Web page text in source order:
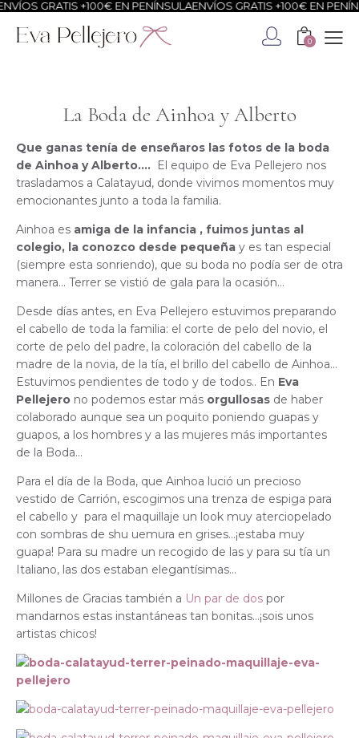
GRATIS +100€ EN PENÍNSULAENVÍOS GRATIS +100€ EN PENÍNSULA
0
La Boda de Ainhoa y Alberto
Que ganas tenía de enseñaros las fotos de la boda
de Ainhoa y Alberto…. El equipo de Eva Pellejero nos
trasladamos a Calatayud, donde vivimos momentos muy
emocionantes junto a toda la familia.
Ainhoa es amiga de la infancia , fuimos juntas al
colegio, la conozco desde pequeña y es tan especial
(siempre esta sonriendo), que su boda no podía ser de otra
manera… Terrer se vistió de gala para la ocasión…
Desde días antes, en Eva Pellejero estuvimos preparando
el cabello de toda la familia: el corte de pelo del novio, el
corte de pelo del padre, la coloración del cabello de la
madre de la novia, de la tía, el brillo del cabello de Ainhoa…
Estuvimos pendientes de todo y de todos.. En Eva
Pellejero no podemos estar más orgullosas de haber
colaborado aunque sea un poquito poniendo guapas y
guapos, a los hombres y a las mujeres más importantes
de la Boda…
Para el día de la Boda, que Ainhoa lució un precioso
vestido de Carrión, escogimos una trenza de espiga para
el cabello y para el maquillaje un look muy aterciopelado
con sombras de shu uemura en grises…¡estaba muy
guapa! Para su madre un recogido de las y para su tía un
Italiano, las dos estaban elegantísimas…
Millones de Gracias también a Un par de dos por
mandarnos estas instantáneas tan bonitas…¡sois unos
artistas chicos!